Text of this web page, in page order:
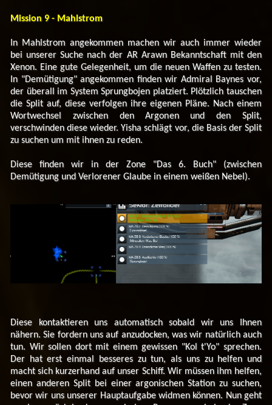
Mission 9 - Mahlstrom
In Mahlstrom angekommen machen wir auch immer wieder
bei unserer Suche nach der AR Arawn Bekanntschaft mit den
Xenon. Eine gute Gelegenheit, um die neuen Waffen zu testen.
In "Demütigung" angekommen finden wir Admiral Baynes vor,
der überall im System Sprungbojen platziert. Plötzlich tauschen
die Split auf, diese verfolgen ihre eigenen Pläne. Nach einem
Wortwechsel zwischen den Argonen und den Split,
verschwinden diese wieder. Yisha schlägt vor, die Basis der Split
zu suchen um mit ihnen zu reden.
Diese finden wir in der Zone "Das 6. Buch" (zwischen
Demütigung und Verlorener Glaube in einem weißen Nebel).
Diese kontaktieren uns automatisch sobald wir uns Ihnen
nähern. Sie fordern uns auf anzudocken, was wir natürlich auch
tun. Wir sollen dort mit einem gewissen "Kol t'Yo" sprechen.
Der hat erst einmal besseres zu tun, als uns zu helfen und
macht sich kurzerhand auf unser Schiff. Wir müssen ihm helfen,
einen anderen Split bei einer argonischen Station zu suchen,
bevor wir uns unserer Hauptaufgabe widmen können. Nun geht